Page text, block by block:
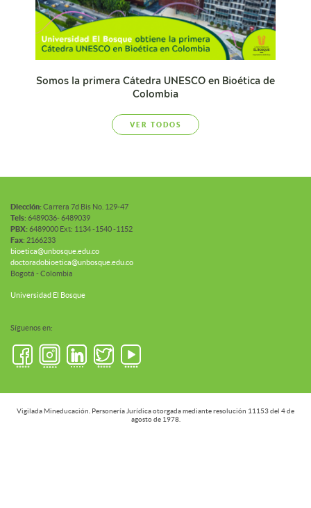
Somos la primera Cátedra UNESCO en Bioética de
Colombia
VER TODOS
Diección:Carrera 7d Bis No. 129-47
Tels: 6489036- 6489039
PBX:6489000 Ext: 1134 -1540 -1152
Fax: 2166233
bioetica@unbosque.edu.co
doctoradobioetica@unbosque.edu.co
Bogotá - Colombia
Universidad El Bosque
Síguenos en:
Vigilada Mineducación. Personería Jurídica otorgada mediante resolución 11153 del 4 de
agosto de 1978.